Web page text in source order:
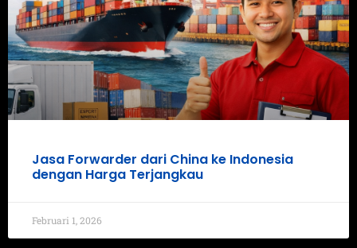
Jasa Forwarder dari China ke Indonesia
dengan Harga Terjangkau
Februari 1, 2026